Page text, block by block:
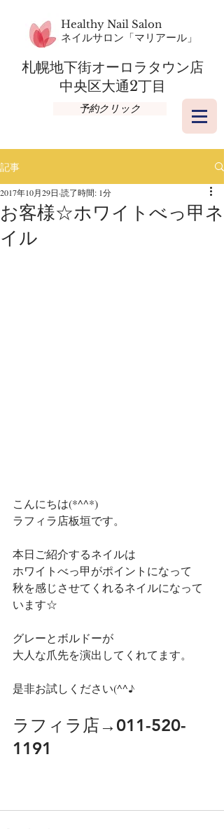
Healthy Nail Salon
​ネイルサロン「マリアール」
札幌地下街オーロラタウン店​
​中央区大通2丁目
予約クリック
記事
お客様☆ホワイトべっ甲ネ
イル
2017年10月29日 読了時間: 1分
こんにちは(*^^*)
ラフィラ店板垣です。
本日ご紹介するネイルは
ホワイトべっ甲がポイントになって
秋を感じさせてくれるネイルになって
います☆
グレーとボルドーが
大人な爪先を演出してくれてます。
是非お試しください(^^♪
ラフィラ店→011-520-
1191